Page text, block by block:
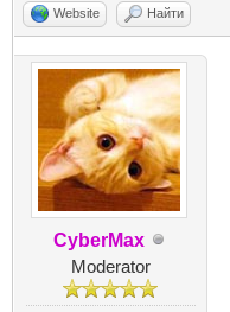
Website Найти
CyberMax
Moderator